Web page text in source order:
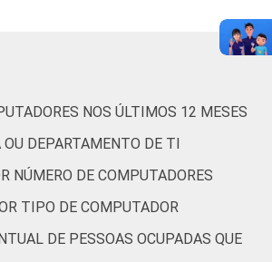
4,3
entre setembro de 2014 e março de 2015.
NOS ÚLTIMOS 12 MESES
DEPARTAMENTO DE TI
NÚMERO DE COMPUTADORES
TIPO DE COMPUTADOR
DE PESSOAS OCUPADAS QUE